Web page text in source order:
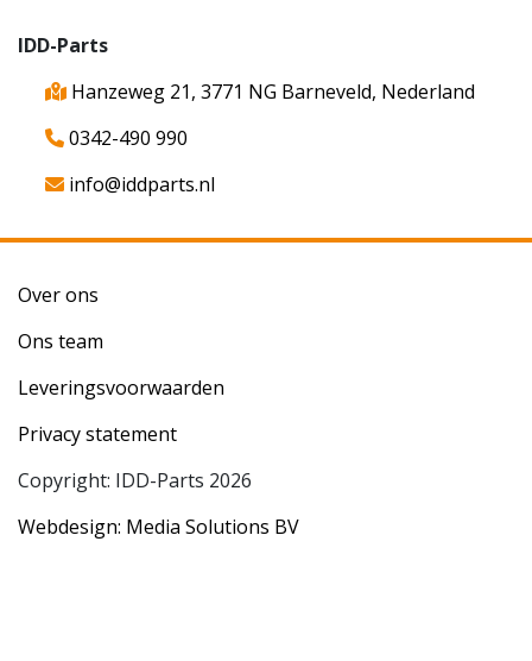
IDD-Parts
Hanzeweg 21, 3771 NG Barneveld, Nederland
0342-490 990
info@iddparts.nl
Over ons
Ons team
Leveringsvoorwaarden
Privacy statement
Copyright: IDD-Parts 2026
Webdesign: Media Solutions BV